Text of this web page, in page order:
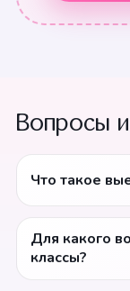
Вопросы и
Что такое
Для какого
классы?